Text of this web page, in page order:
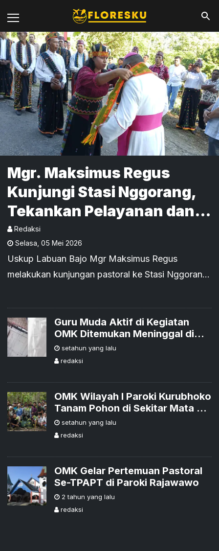
Mgr. Maksimus Regus
Kunjungi Stasi Nggorang,
Tekankan Pelayanan dan
Peran OMK
Redaksi
Selasa 05 Mei 2026
Uskup Labuan Bajo Mgr Maksimus Regus
melakukan kunjungan pastoral ke Stasi Nggorang,
Minggu (3/5).
Guru Muda Aktif di Kegiatan
OMK Ditemukan Meninggal di
Tanjung Mauembo
setahun yang lalu
redaksi
OMK Wilayah I Paroki Kurubhoko
Tanam Pohon di Sekitar Mata Air
Bla Ranggo
setahun yang lalu
redaksi
OMK Gelar Pertemuan Pastoral
Se-TPAPT di Paroki Rajawawo
2 tahun yang lalu
redaksi